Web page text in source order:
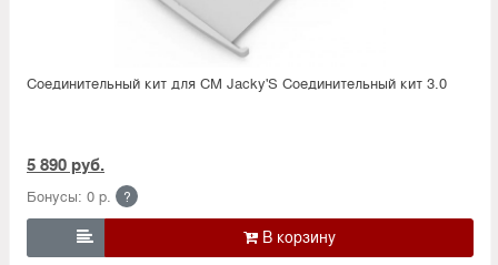
Соединительный кит для СМ Jacky'S Соединительный кит 3.0
5 890 руб.
Бонусы: 0 р. ?
